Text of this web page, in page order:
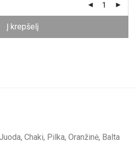
Į krepšelį
Chaki, Pilka, Oranžinė, Balta